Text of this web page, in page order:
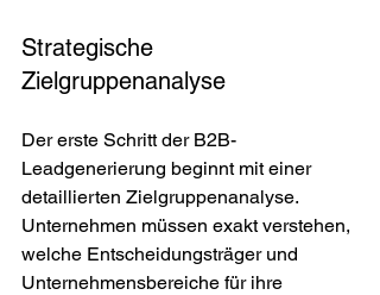
Strategische
Zielgruppenanalyse
Der erste Schritt der B2B-
Leadgenerierung beginnt mit einer
detaillierten Zielgruppenanalyse.
Unternehmen müssen exakt verstehen,
welche Entscheidungsträger und
Unternehmensbereiche für ihre